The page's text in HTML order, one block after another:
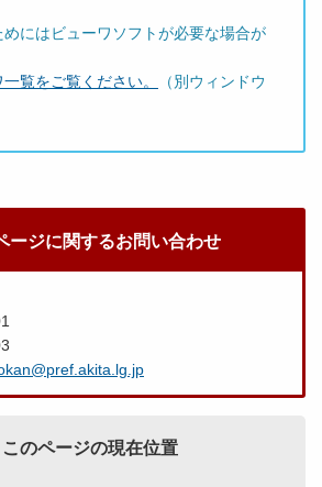
にはビューワソフトが必要な場合が
覧をご覧ください。
（別ウィンドウ
ージに関するお問い合わせ
このページの現在位置